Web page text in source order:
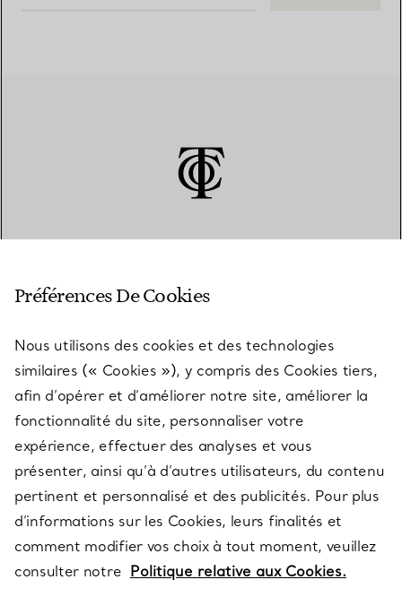
SERVICES
À PROPOS
QUESTIONS LÉGALES
SUIVEZ-NOUS
Préférences De Cookies
Nous utilisons des cookies et des technologies
similaires (« Cookies »), y compris des Cookies tiers,
afin d’opérer et d’améliorer notre site, améliorer la
fonctionnalité du site, personnaliser votre
expérience, effectuer des analyses et vous
présenter, ainsi qu’à d’autres utilisateurs, du contenu
pertinent et personnalisé et des publicités. Pour plus
d’informations sur les Cookies, leurs finalités et
comment modifier vos choix à tout moment, veuillez
consulter notre Politique relative aux Cookies.